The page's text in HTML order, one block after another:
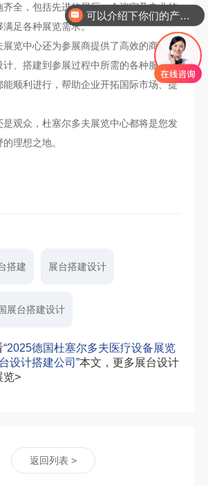
齐全，包括先进的展厅、会议室及专业的
满足各种展览需求。
展览中心还为参展商提供了高效的商务配
计、搭建到参展过程中所需的各种服务，
能顺利进行，帮助企业开拓国际市场、提
是观众，杜塞尔多夫展览中心都将是您发
理想之地。
搭建 展台搭建设计
展台搭建设计
“2025德国杜塞尔多夫医疗设备展览
设计搭建公司”本文，更多展台设计
览>
返回列表 >
你们是怎么收费的呢